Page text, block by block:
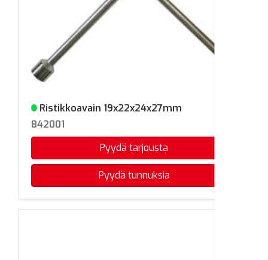
Varastossa
Ristikkoavain 19x22x24x27mm
842001
Pyydä tarjousta
Pyydä tunnuksia